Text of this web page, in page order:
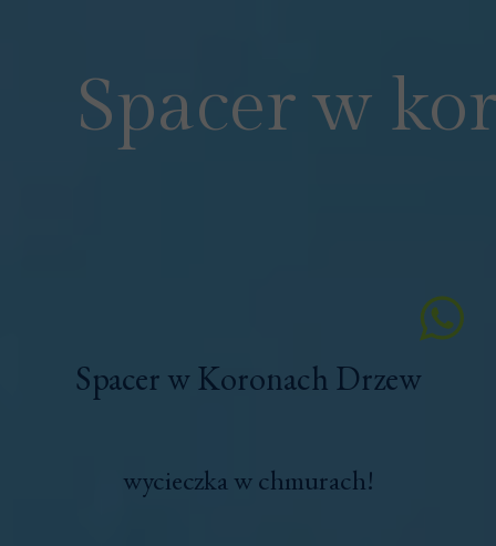
Spacer w
wycieczka w chmurach!
Spacer w Koronach Drzew